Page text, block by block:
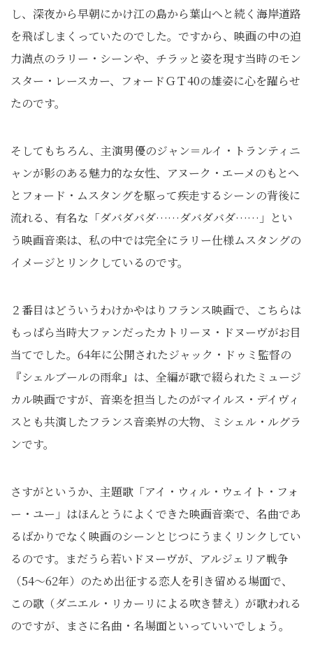
し、深夜から早朝にかけ江の島から葉山へと続く海岸道路
を飛ばしまくっていたのでした。ですから、映画の中の迫
力満点のラリー・シーンや、チラッと姿を現す当時のモン
スター・レースカー、フォードＧＴ40の雄姿に心を躍らせ
たのです。
そしてもちろん、主演男優のジャン＝ルイ・トランティニ
ャンが影のある魅力的な女性、アヌーク・エーメのもとへ
とフォード・ムスタングを駆って疾走するシーンの背後に
流れる、有名な「ダバダバダ……ダバダバダ……」とい
う映画音楽は、私の中では完全にラリー仕様ムスタングの
イメージとリンクしているのです。
２番目はどういうわけかやはりフランス映画で、こちらは
もっぱら当時大ファンだったカトリーヌ・ドヌーヴがお目
当てでした。64年に公開されたジャック・ドゥミ監督の
『シェルブールの雨傘』は、全編が歌で綴られたミュージ
カル映画ですが、音楽を担当したのがマイルス・デイヴィ
スとも共演したフランス音楽界の大物、ミシェル・ルグラ
ンです。
さすがというか、主題歌「アイ・ウィル・ウェイト・フォ
ー・ユー」はほんとうによくできた映画音楽で、名曲であ
るばかりでなく映画のシーンとじつにうまくリンクしてい
るのです。まだうら若いドヌーヴが、アルジェリア戦争
（54～62年）のため出征する恋人を引き留める場面で、
この歌（ダニエル・リカーリによる吹き替え）が歌われる
のですが、まさに名曲・名場面といっていいでしょう。